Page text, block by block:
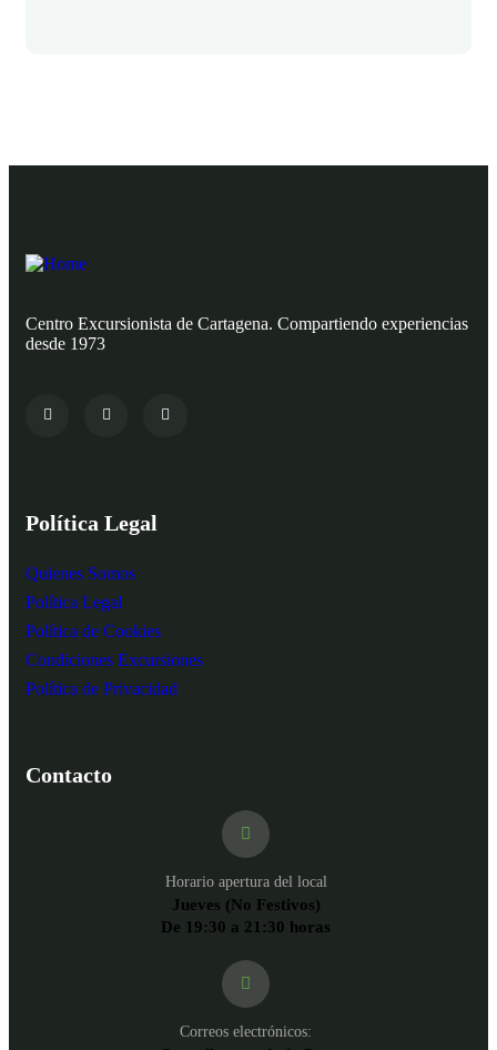
Centro Excursionista de Cartagena. Compartiendo experiencias
desde 1973
Política Legal
Quienes Somos
Política Legal
Política de Cookies
Condiciones Excursiones
Política de Privacidad
Contacto
Horario apertura del local
Jueves (No Festivos)
De 19:30 a 21:30 horas
Correos electrónicos: